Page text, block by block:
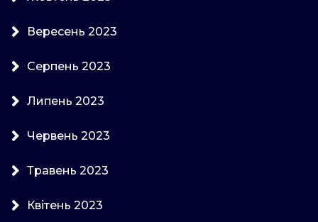
Вересень 2023
Серпень 2023
Липень 2023
Червень 2023
Травень 2023
Квітень 2023